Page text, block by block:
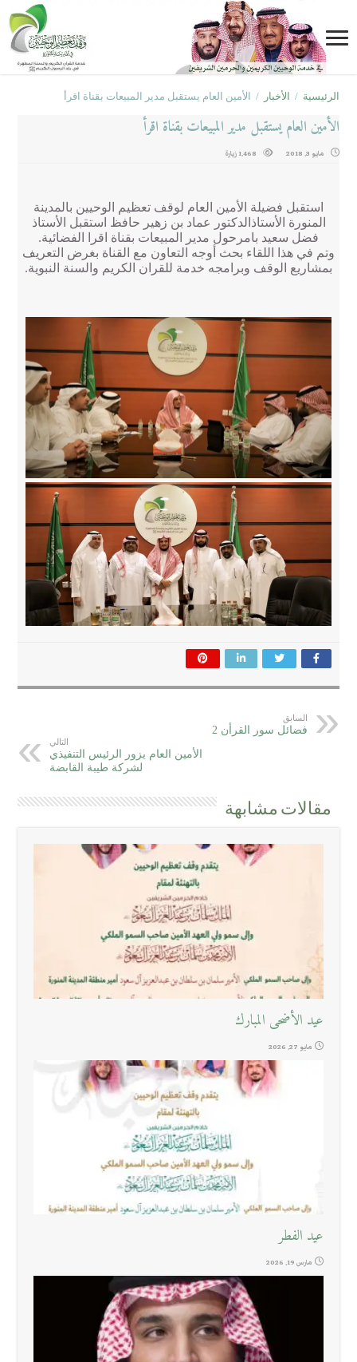
الرئيسية / الأخبار / الأمين العام يستقبل مدير المبيعات بقناة اقرأ
الأمين العام يستقبل مدير المبيعات بقناة اقرأ
مايو 3, 2018 1,468 زيارة
استقبل فضيلة الأمين العام لوقف تعظيم الوحيين بالمدينة
المنورة الأستاذالدكتور عماد بن زهير حافظ استقبل الأستاذ
فضل سعيد بامرحول مدير المبيعات بقناة اقرا الفضائية.
وتم في هذا اللقاء بحث أوجه التعاون مع القناة بغرض التعريف
بمشاريع الوقف وبرامجه خدمة للقران الكريم والسنة النبوية.
السابق
فضائل سور القرأن 2
التالي
الأمين العام يزور الرئيس التنفيذي
لشركة طيبة القابضة
مقالات مشابهة
عيد الأضحى المبارك
مايو 27, 2026
عيد الفطر
مارس 19, 2026